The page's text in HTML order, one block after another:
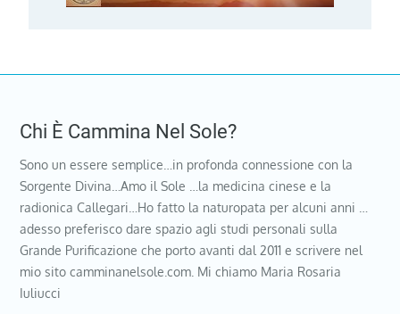
Chi È Cammina Nel Sole?
Sono un essere semplice…in profonda connessione con la
Sorgente Divina…Amo il Sole …la medicina cinese e la
radionica Callegari…Ho fatto la naturopata per alcuni anni …
adesso preferisco dare spazio agli studi personali sulla
Grande Purificazione che porto avanti dal 2011 e scrivere nel
mio sito camminanelsole.com. Mi chiamo Maria Rosaria
Iuliucci